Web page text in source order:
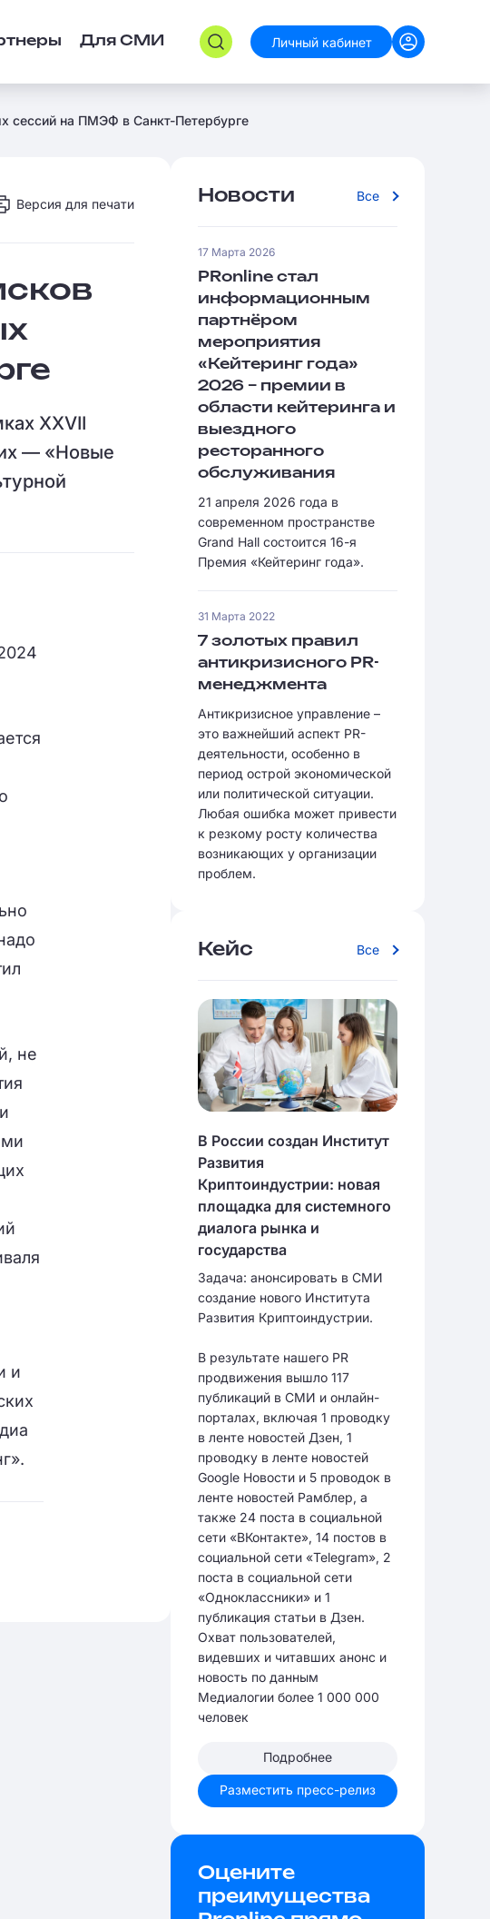
Для СМИ Личный кабинет
сессий на ПМЭФ в Санкт-Петербурге
Версия для печати
XXVII
— «Новые
не
и
Новости Все
17 Марта 2026
PRonline стал
информационным
партнёром
мероприятия
«Кейтеринг года»
2026 – премии в
области кейтеринга и
выездного
ресторанного
обслуживания
21 апреля 2026 года в
современном пространстве
Grand Hall состоится 16-я
Премия «Кейтеринг года».
31 Марта 2022
7 золотых правил
антикризисного PR-
менеджмента
Антикризисное управление –
это важнейший аспект PR-
деятельности, особенно в
период острой экономической
или политической ситуации.
Любая ошибка может привести
к резкому росту количества
возникающих у организации
проблем.
Кейс Все
В России создан Институт
Развития
Криптоиндустрии: новая
площадка для системного
диалога рынка и
государства
Задача: анонсировать в СМИ
создание нового Института
Развития Криптоиндустрии.
В результате нашего PR
продвижения вышло 117
публикаций в СМИ и онлайн-
порталах, включая 1 проводку
в ленте новостей Дзен, 1
проводку в ленте новостей
Google Новости и 5 проводок в
ленте новостей Рамблер, а
также 24 поста в социальной
сети «ВКонтакте», 14 постов в
социальной сети «Telegram», 2
поста в социальной сети
«Одноклассники» и 1
публикация статьи в Дзен.
Охват пользователей,
видевших и читавших анонс и
новость по данным
Медиалогии более 1 000 000
человек
Подробнее
Разместить пресс-релиз
Оцените
преимущества